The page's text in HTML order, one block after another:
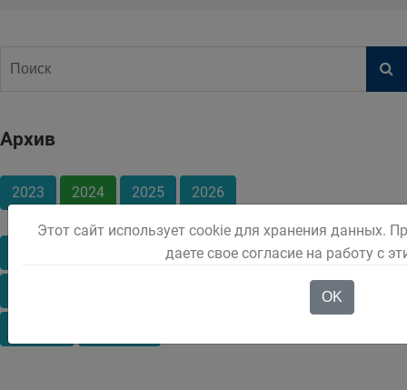
Архив
2023 2024 2025 2026
Март Апрель Май
Октябрь
Этот сайт использует cookie для хранения данных.
даете свое согласие на работу с
OK